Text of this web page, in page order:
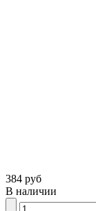
384 руб
В наличии